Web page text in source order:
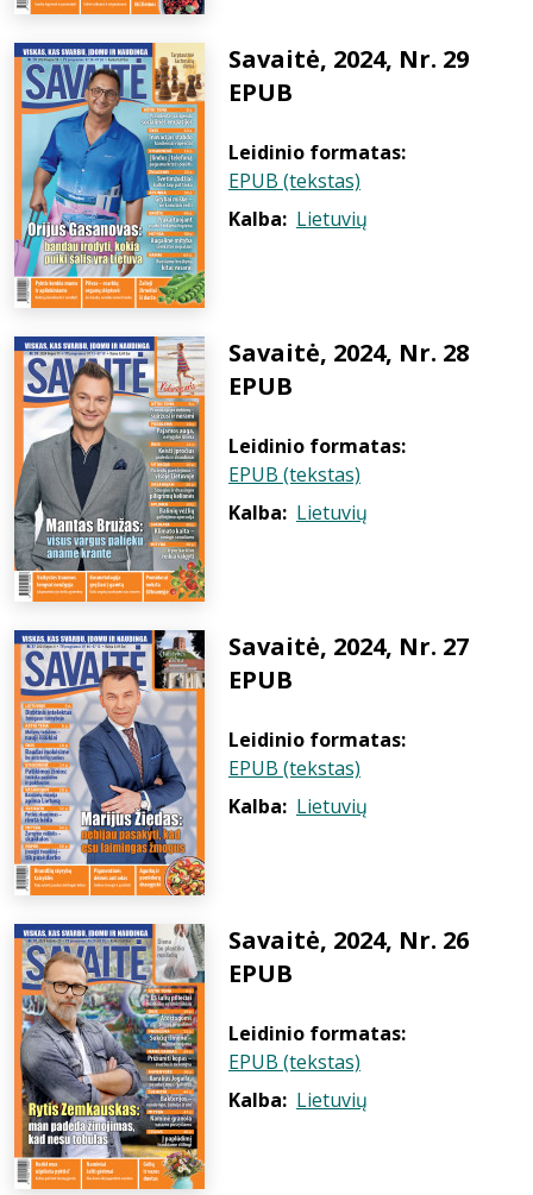
Savaitė, 2024, Nr. 29
EPUB
Leidinio formatas:
EPUB (tekstas)
Kalba: Lietuvių
Savaitė, 2024, Nr. 28
EPUB
Leidinio formatas:
EPUB (tekstas)
Kalba: Lietuvių
Savaitė, 2024, Nr. 27
EPUB
Leidinio formatas:
EPUB (tekstas)
Kalba: Lietuvių
Savaitė, 2024, Nr. 26
EPUB
Leidinio formatas:
EPUB (tekstas)
Kalba: Lietuvių